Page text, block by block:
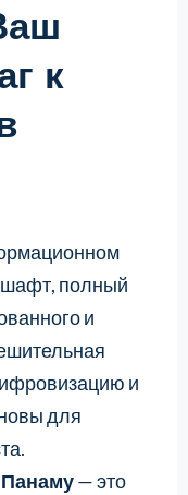
к
полный
и
и
для
— это